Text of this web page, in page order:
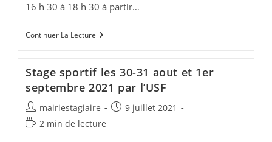
16 h 30 à 18 h 30 à partir…
Continuer La Lecture 3
Nouvelles
L’Usf
À
La
Rentrée
Stage sportif les 30-31 aout et 1er
septembre 2021 par l’USF
Auteur/autrice
de
mairiestagiaire
Publication
9 juillet 2021
Temps2 min de lecture